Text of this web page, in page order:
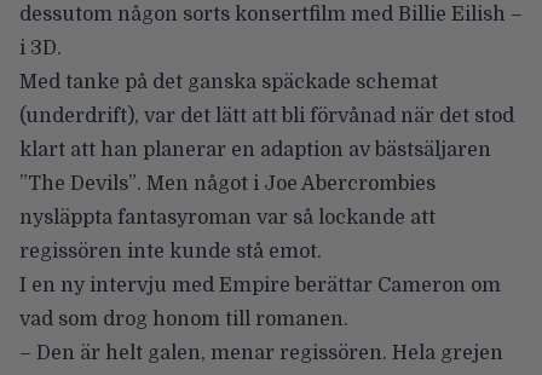
dessutom någon sorts konsertfilm med Billie Eilish –
i 3D.
Med tanke på det ganska späckade schemat
(underdrift), var det lätt att bli förvånad när det stod
klart att han planerar en adaption av bästsäljaren
”The Devils”. Men något i Joe Abercrombies
nysläppta fantasyroman var så lockande att
regissören inte kunde stå emot.
I en ny intervju med Empire berättar Cameron om
vad som drog honom till romanen.
– Den är helt galen, menar regissören. Hela grejen